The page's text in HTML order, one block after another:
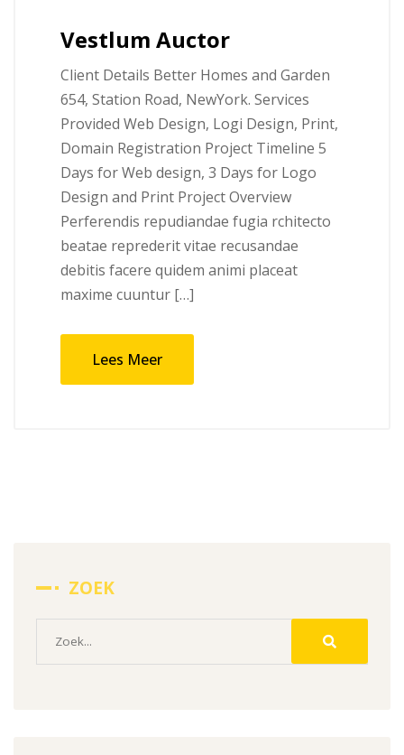
Vestlum Auctor
Client Details Better Homes and Garden
654, Station Road, NewYork. Services
Provided Web Design, Logi Design, Print,
Domain Registration Project Timeline 5
Days for Web design, 3 Days for Logo
Design and Print Project Overview
Perferendis repudiandae fugia rchitecto
beatae reprederit vitae recusandae
debitis facere quidem animi placeat
maxime cuuntur […]
Lees Meer
ZOEK